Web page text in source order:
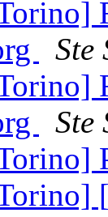
Ste
Ste